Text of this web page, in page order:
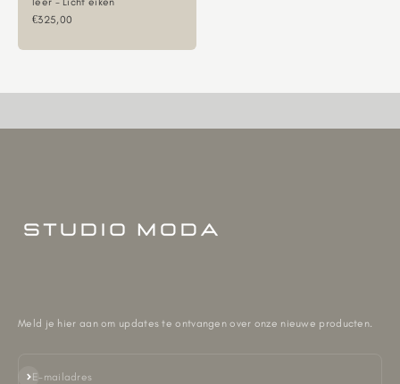
Aanbiedingsprijs
€325,00
Meld je hier aan om updates te ontvangen over onze nieuwe producten.
E-mailadres
Abonneren